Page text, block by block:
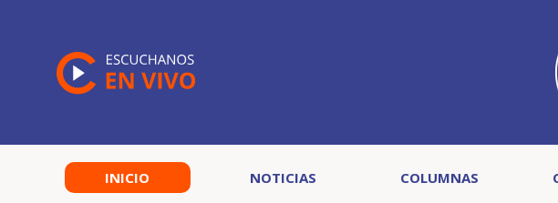
INICIO NOTICIAS COLUMNAS